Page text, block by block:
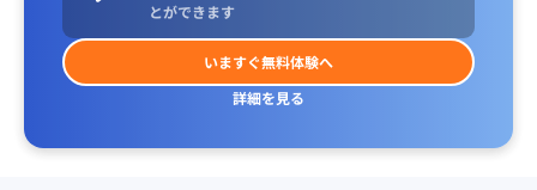
とができます
いますぐ無料体験へ
詳細を見る